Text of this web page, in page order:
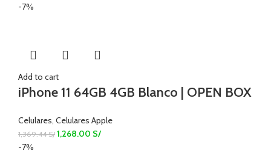
-7%
Add to cart
iPhone 11 64GB 4GB Blanco | OPEN BOX
Celulares Celulares Apple
1,369.44S/ 1,268.00 S/
-7%